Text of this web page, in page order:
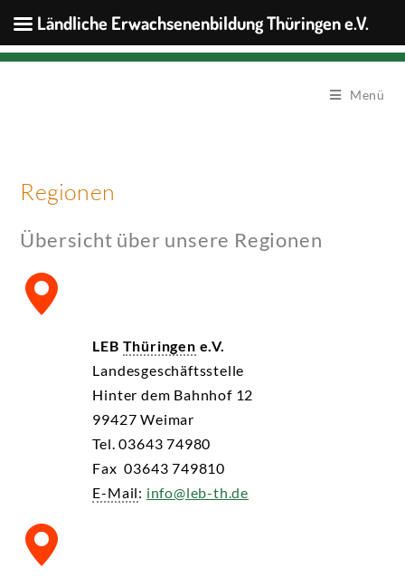
Menü
Regionen
Übersicht über unsere Regionen
LEB Thüringen e.V.
Landesgeschäftsstelle
Hinter dem Bahnhof 12
99427 Weimar
Tel. 03643 74980
Fax 03643 749810
E-Mail: info@leb-th.de
Ländliche Erwachsenenbildung Thüringen e.V.